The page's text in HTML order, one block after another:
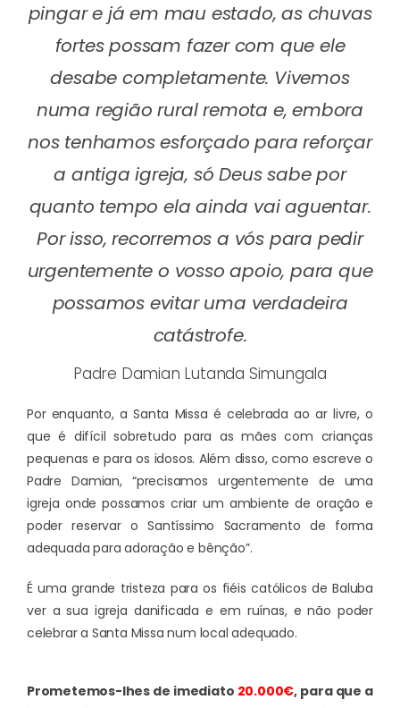
pingar e já em mau estado, as chuvas
fortes possam fazer com que ele
desabe completamente. Vivemos
numa região rural remota e, embora
nos tenhamos esforçado para reforçar
a antiga igreja, só Deus sabe por
quanto tempo ela ainda vai aguentar.
Por isso, recorremos a vós para pedir
urgentemente o vosso apoio, para que
possamos evitar uma verdadeira
catástrofe.
Padre Damian Lutanda Simungala
Por enquanto, a Santa Missa é celebrada ao ar livre, o
que é difícil sobretudo para as mães com crianças
pequenas e para os idosos. Além disso, como escreve o
Padre Damian, “precisamos urgentemente de uma
igreja onde possamos criar um ambiente de oração e
poder reservar o Santíssimo Sacramento de forma
adequada para adoração e bênção”.
É uma grande tristeza para os fiéis católicos de Baluba
ver a sua igreja danificada e em ruínas, e não poder
celebrar a Santa Missa num local adequado.
Prometemos-lhes de imediato 20.000€, para que a